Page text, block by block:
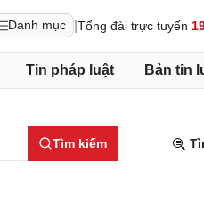
Danh mục Tổng đài trực tuyến
Tin pháp luật Bản tin
Tìm kiếm